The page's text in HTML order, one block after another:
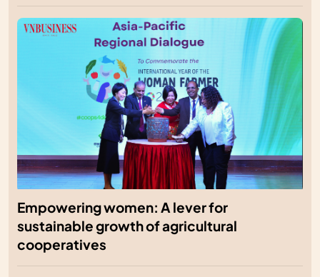
Empowering women: A lever for
sustainable growth of agricultural
cooperatives